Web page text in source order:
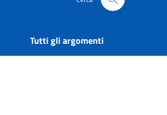
Tutti gli argomenti